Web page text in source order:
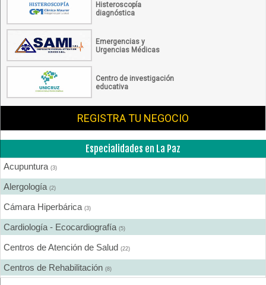
Histeroscopía
diagnóstica
Emergencias y
Urgencias Médicas
Centro de investigación
educativa
REGISTRA TU NEGOCIO
Especialidades en La Paz
Acupuntura (3)
Alergología (2)
Cámara Hiperbárica (3)
Cardiología - Ecocardiografía (5)
Centros de Atención de Salud (22)
Centros de Rehabilitación (8)